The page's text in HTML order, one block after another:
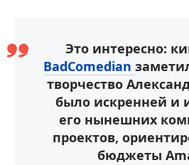
Это интересно:
BadComedian
творчество
было искренней и
его нынешних
проектов,
бюджеты